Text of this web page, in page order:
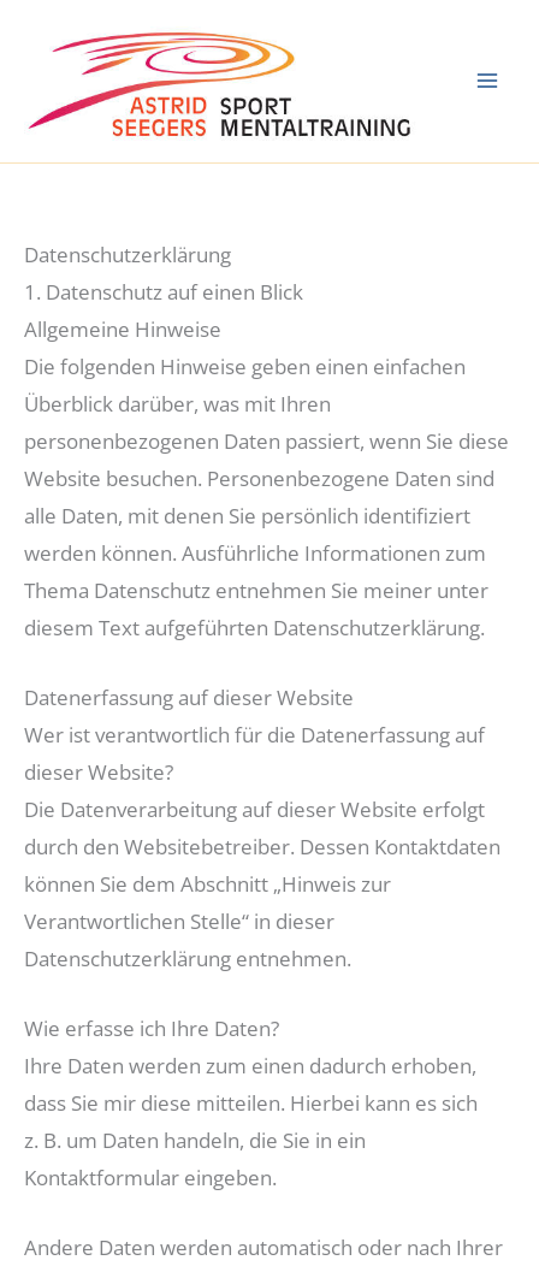
Datenschutzerklärung
1. Datenschutz auf einen Blick
Allgemeine Hinweise
Die folgenden Hinweise geben einen einfachen
Überblick darüber, was mit Ihren
personenbezogenen Daten passiert, wenn Sie diese
Website besuchen. Personenbezogene Daten sind
alle Daten, mit denen Sie persönlich identifiziert
werden können. Ausführliche Informationen zum
Thema Datenschutz entnehmen Sie meiner unter
diesem Text aufgeführten Datenschutzerklärung.
Datenerfassung auf dieser Website
Wer ist verantwortlich für die Datenerfassung auf
dieser Website?
Die Datenverarbeitung auf dieser Website erfolgt
durch den Websitebetreiber. Dessen Kontaktdaten
können Sie dem Abschnitt „Hinweis zur
Verantwortlichen Stelle“ in dieser
Datenschutzerklärung entnehmen.
Wie erfasse ich Ihre Daten?
Ihre Daten werden zum einen dadurch erhoben,
dass Sie mir diese mitteilen. Hierbei kann es sich
z. B. um Daten handeln, die Sie in ein
Kontaktformular eingeben.
Andere Daten werden automatisch oder nach Ihrer